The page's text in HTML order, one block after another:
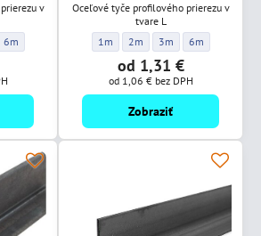
v
- Dĺžka:
50/5 - Dĺžka:
L 50/50/5 - Dĺžka:
Tyč prierez L 50/50/5 - Dĺžka:
6m
Oceľové tyče profilového prierezu v
tvare L
Tyč prierez L 20/20/3 - Dĺžka:
1m Tyč prierez L 20/20/3 - Dĺžka:
2m Tyč prierez L 20/20/3 -
3m Tyč prierez L
6m
od 1,31 €
od 1,06 € bez DPH
Zobraziť